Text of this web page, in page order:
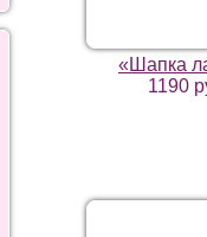
«Шапка
1190